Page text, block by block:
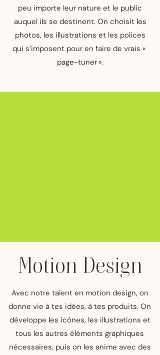
peu importe leur nature et le public
auquel ils se destinent. On choisit les
photos, les illustrations et les polices
qui s’imposent pour en faire de vrais «
page-tuner ».
Motion Design
Avec notre talent en motion design, on
donne vie à tes idées, à tes produits. On
développe les icônes, les illustrations et
tous les autres éléments graphiques
nécessaires, puis on les anime avec des